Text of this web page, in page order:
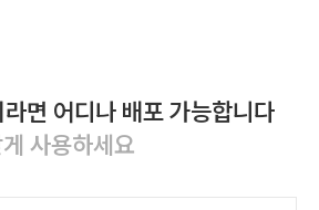
면 어디나 배포 가능합니다
사용하세요